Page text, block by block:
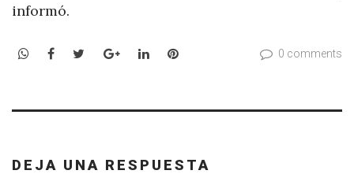
informó.
WhatsApp
Facebook
TwitterGoogle+LinkedInPinterest 0 comments
DEJA UNA RESPUESTA